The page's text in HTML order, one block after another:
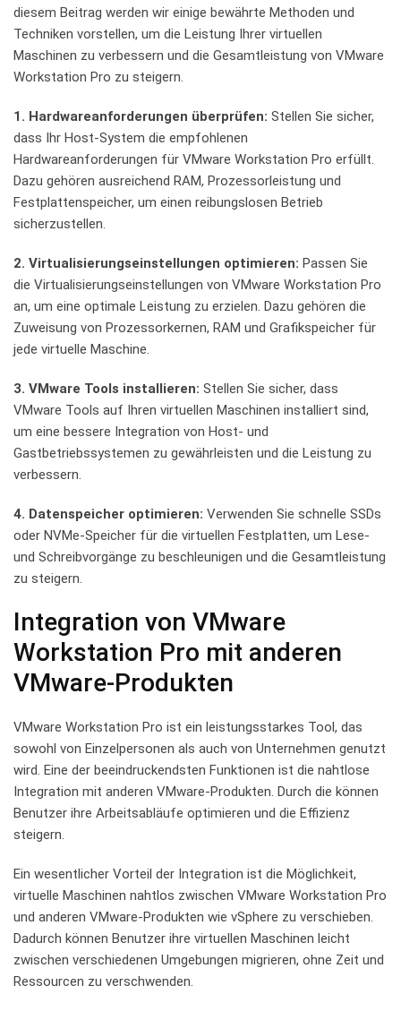
⁢diesem ⁢Beitrag werden ⁣wir einige bewährte Methoden und
Techniken vorstellen, um die Leistung⁣ Ihrer virtuellen
Maschinen zu verbessern und die Gesamtleistung von ⁣VMware
Workstation Pro zu steigern.
1. Hardwareanforderungen überprüfen: Stellen Sie sicher,‌
dass Ihr Host-System‍ die empfohlenen
Hardwareanforderungen für ​VMware Workstation‌ Pro erfüllt.
Dazu gehören ⁣ausreichend RAM, Prozessorleistung und
Festplattenspeicher, ⁣um einen reibungslosen Betrieb
sicherzustellen.
2. ⁤Virtualisierungseinstellungen optimieren: Passen Sie
die Virtualisierungseinstellungen von VMware Workstation Pro
an, ⁢um ⁣eine optimale Leistung zu‌ erzielen. Dazu​ gehören⁢ die
Zuweisung von Prozessorkernen,‌ RAM und Grafikspeicher​ für
jede virtuelle Maschine.
3. VMware Tools ⁣installieren: Stellen Sie‍ sicher, dass‍
VMware Tools auf Ihren virtuellen Maschinen installiert sind,
um ⁤eine bessere Integration von Host- und
Gastbetriebssystemen zu gewährleisten und die Leistung zu
⁣verbessern.
4. Datenspeicher optimieren: Verwenden Sie schnelle ​SSDs
oder NVMe-Speicher für ​die virtuellen Festplatten,⁣ um Lese-⁣
und Schreibvorgänge zu beschleunigen und die Gesamtleistung
⁣zu ⁢steigern.
Integration von VMware
Workstation⁣ Pro mit anderen
VMware-Produkten
VMware Workstation Pro ist ein leistungsstarkes Tool, das
sowohl ⁢von Einzelpersonen als auch von Unternehmen genutzt
wird. ⁤Eine⁣ der beeindruckendsten Funktionen ist die nahtlose
Integration mit anderen⁤ VMware-Produkten. ⁣Durch die‌ können
Benutzer ihre Arbeitsabläufe optimieren und die ⁢Effizienz
‌steigern.
Ein ⁢wesentlicher Vorteil der Integration ist die⁢ Möglichkeit,
virtuelle ​Maschinen nahtlos zwischen⁣ VMware​ Workstation Pro
und anderen VMware-Produkten wie vSphere zu verschieben.
Dadurch können⁣ Benutzer ihre virtuellen Maschinen leicht⁢
zwischen verschiedenen Umgebungen⁣ migrieren, ohne Zeit und
Ressourcen‌ zu verschwenden.